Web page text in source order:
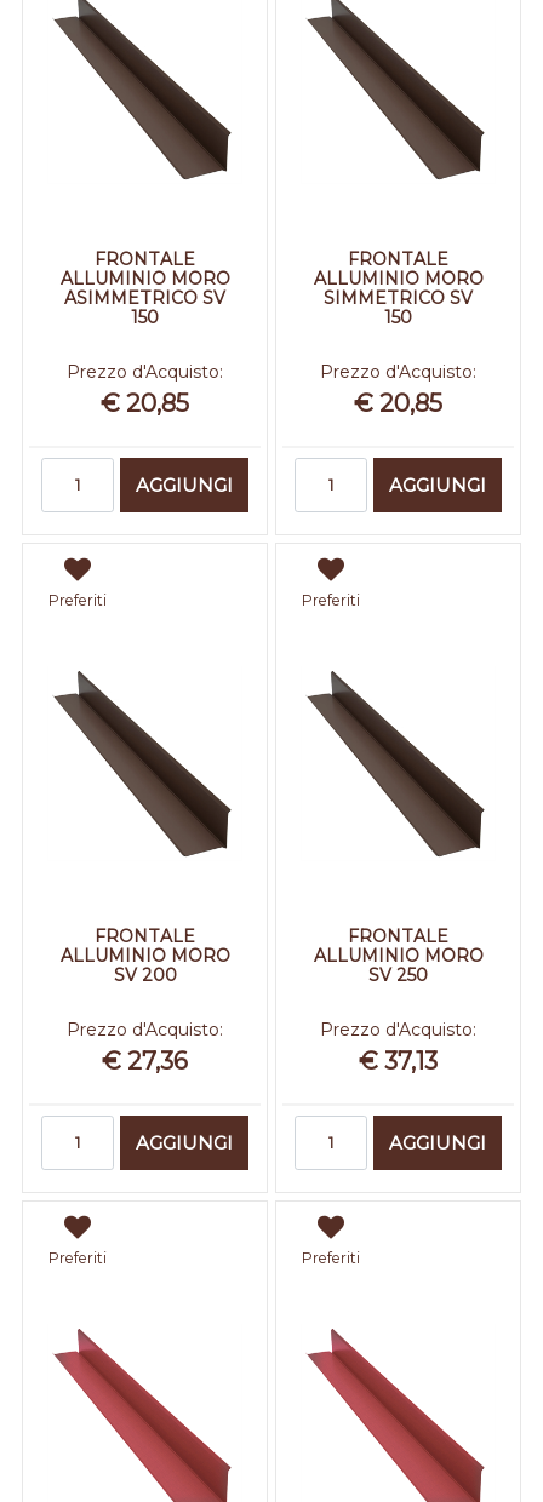
FRONTALE
ALLUMINIO MORO
ASIMMETRICO SV
150
Prezzo d'Acquisto:
€ 20,85
AGGIUNGI
FRONTALE
ALLUMINIO MORO
SIMMETRICO SV
150
Prezzo d'Acquisto:
€ 20,85
AGGIUNGI
Preferiti
FRONTALE
ALLUMINIO MORO
SV 200
Prezzo d'Acquisto:
€ 27,36
AGGIUNGI
Preferiti
FRONTALE
ALLUMINIO MORO
SV 250
Prezzo d'Acquisto:
€ 37,13
AGGIUNGI
Preferiti Preferiti